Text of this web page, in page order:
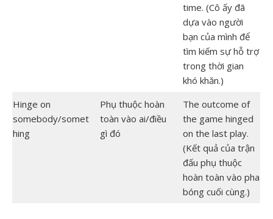
time. (Cô ấy đã
dựa vào người
bạn của mình để
tìm kiếm sự hỗ trợ
trong thời gian
khó khăn.)
Hinge on
somebody/somet
hing
Phụ thuộc hoàn
toàn vào ai/điều
gì đó
The outcome of
the game hinged
on the last play.
(Kết quả của trận
đấu phụ thuộc
hoàn toàn vào pha
bóng cuối cùng.)